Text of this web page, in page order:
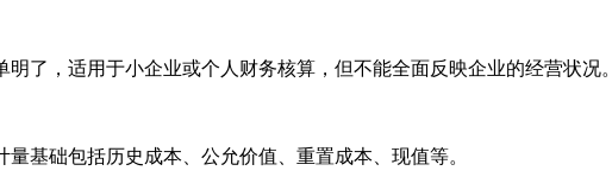
了，适用于小企业或个人财务核算，但不能全面反映企业的经营状况。
基础包括历史成本、公允价值、重置成本、现值等。